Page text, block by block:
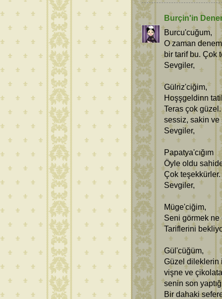
Burçin'in
Burcu'cuğum,
O zaman
bir tarif bu. Çok
Sevgiler,
Gülriz'ciğim,
Hoşşgeldinn
Teras çok
sessiz, sakin ve
Sevgiler,
Papatya'cığım
Öyle oldu
Çok
Sevgiler,
Müge'ciğim,
Seni görmek
Tariflerini
Gül'cüğüm,
Güzel dileklerin
vişne ve
senin son
Bir dahaki